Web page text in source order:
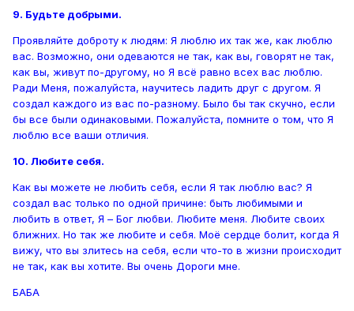
9. Будьте добрыми.
Проявляйте доброту к людям: Я люблю их так же, как люблю
вас. Возможно, они одеваются не так, как вы, говорят не так,
как вы, живут по-другому, но Я всё равно всех вас люблю.
Ради Меня, пожалуйста, научитесь ладить друг с другом. Я
создал каждого из вас по-разному. Было бы так скучно, если
бы все были одинаковыми. Пожалуйста, помните о том, что Я
люблю все ваши отличия.
10. Любите себя.
Как вы можете не любить себя, если Я так люблю вас? Я
создал вас только по одной причине: быть любимыми и
любить в ответ, Я – Бог любви. Любите меня. Любите своих
ближних. Но так же любите и себя. Моё сердце болит, когда Я
вижу, что вы злитесь на себя, если что-то в жизни происходит
не так, как вы хотите. Вы очень Дороги мне.
БАБА